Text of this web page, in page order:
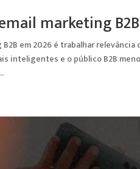
marketing
em 2026 é trabalhar
inteligentes e o público B2B